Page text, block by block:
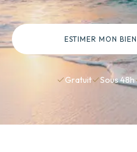
ESTIMER MON BIEN
Gratuit Sous 48h